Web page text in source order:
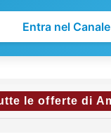
Entra nel Canale